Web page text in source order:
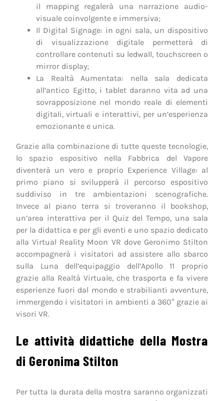
il mapping regalerà una narrazione audio-
visuale coinvolgente e immersiva;
Il Digital Signage: in ogni sala, un dispositivo
di visualizzazione digitale permetterà di
controllare contenuti su ledwall, touchscreen o
mirror display;
La Realtà Aumentata: nella sala dedicata
all’antico Egitto, i tablet daranno vita ad una
sovrapposizione nel mondo reale di elementi
digitali, virtuali e interattivi, per un’esperienza
emozionante e unica.
Grazie alla combinazione di tutte queste tecnologie,
lo spazio espositivo nella Fabbrica del Vapore
diventerà un vero e proprio Experience Village: al
primo piano si svilupperà il percorso espositivo
suddiviso in tre ambientazioni scenografiche.
Invece al piano terra si troveranno il bookshop,
un’area interattiva per il Quiz del Tempo, una sala
per la didattica e per gli eventi e uno spazio dedicato
alla Virtual Reality Moon VR dove Geronimo Stilton
accompagnerà i visitatori ad assistere allo sbarco
sulla Luna dell’equipaggio dell’Apollo 11 proprio
grazie alla Realtà Virtuale, che trasporta e fa vivere
esperienze fuori dal mondo e strabilianti avventure,
immergendo i visitatori in ambienti a 360° grazie ai
visori VR.
Le attività didattiche della Mostra
di Geronima Stilton
Per tutta la durata della mostra saranno organizzati